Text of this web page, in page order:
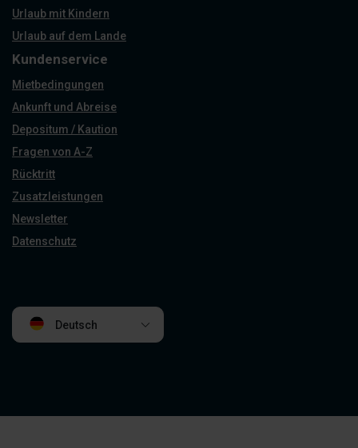
Urlaub mit Kindern
Urlaub auf dem Lande
Kundenservice
Mietbedingungen
Ankunft und Abreise
Depositum / Kaution
Fragen von A-Z
Rücktritt
Zusatzleistungen
Newsletter
Datenschutz
Deutsch